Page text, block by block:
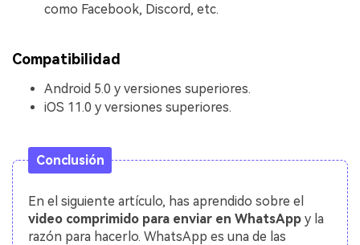
como Facebook, Discord, etc.
Compatibilidad
Android 5.0 y versiones superiores.
iOS 11.0 y versiones superiores.
Conclusión
En el siguiente artículo, has aprendido sobre el
video comprimido para enviar en WhatsApp y la
razón para hacerlo. WhatsApp es una de las